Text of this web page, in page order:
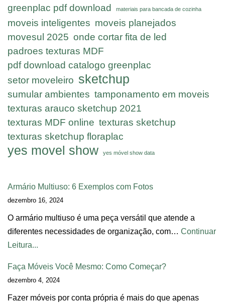
greenplac pdf download
materiais para bancada de cozinha
moveis inteligentes moveis planejados
movesul 2025 onde cortar fita de led
padroes texturas MDF
pdf download catalogo greenplac
setor moveleiro sketchup
sumular ambientes tamponamento em moveis
texturas arauco sketchup 2021
texturas MDF online texturas sketchup
texturas sketchup floraplac
yes movel show yes móvel show data
Armário Multiuso: 6 Exemplos com Fotos
dezembro 16, 2024
O armário multiuso é uma peça versátil que atende a
diferentes necessidades de organização, com… Continuar
Leitura...
Faça Móveis Você Mesmo: Como Começar?
dezembro 4, 2024
Fazer móveis por conta própria é mais do que apenas